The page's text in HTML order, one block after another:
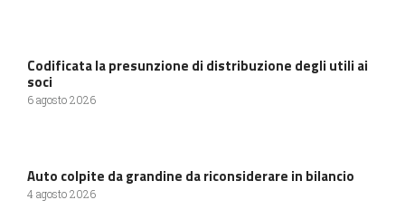
Codificata la presunzione di distribuzione degli utili ai
soci
6 agosto 2026
Auto colpite da grandine da riconsiderare in bilancio
4 agosto 2026